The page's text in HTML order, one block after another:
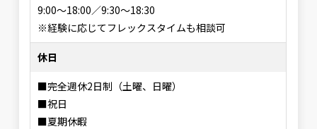
9:00～18:00／9:30～18:30
※経験に応じてフレックスタイムも相談可
休日
■完全週休2日制（土曜、日曜）
■祝日
■夏期休暇